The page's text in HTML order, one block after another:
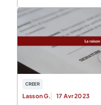
CREER
Lasson G. 17 Avr 2023